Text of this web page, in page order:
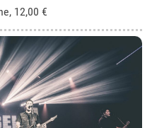
, 12,00 €